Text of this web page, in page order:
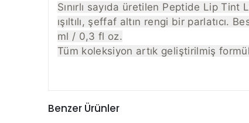
Sınırlı sayıda üretilen Peptide Lip Tint
ışıltılı, şeffaf altın rengi bir parlatıcı.
ml / 0,3 fl oz.
Tüm koleksiyon artık geliştirilmiş
Benzer Ürünler